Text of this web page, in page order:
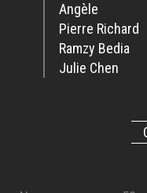
Angèle
Pierre Richard
Ramzy Bedia
Julie Chen